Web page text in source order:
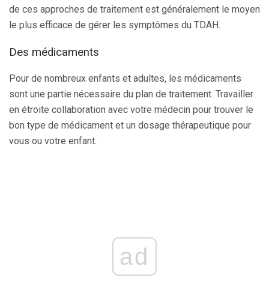
de ces approches de traitement est généralement le moyen
le plus efficace de gérer les symptômes du TDAH.
Des médicaments
Pour de nombreux enfants et adultes, les médicaments
sont une partie nécessaire du plan de traitement. Travailler
en étroite collaboration avec votre médecin pour trouver le
bon type de médicament et un dosage thérapeutique pour
vous ou votre enfant.
ad